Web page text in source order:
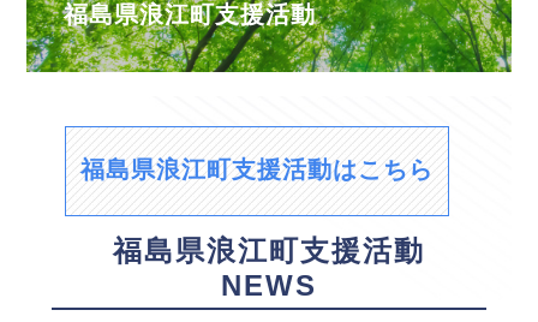
福島県浪江町支援活動
福島県浪江町支援活動はこちら
福島県浪江町支援活動
NEWS